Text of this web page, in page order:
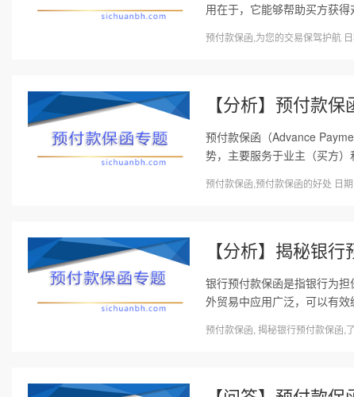
用在于，它能够帮助买方获
预付款保函,为您的交易保驾护航
【分析】预付款
预付款保函（Advance
势，主要服务于业主（买方
预付款保函,预付款保函的好处 日
【分析】揭秘银
银行预付款保函是指银行为
外贸易中应用广泛，可以有
预付款保函, 揭秘银行预付款保函,